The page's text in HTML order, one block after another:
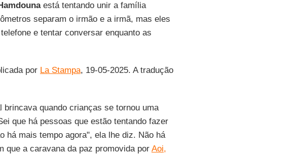
está tentando unir a família
separam o irmão e a irmã, mas eles
e tentar conversar enquanto as
por La Stampa, 19-05-2025. A tradução
quando crianças se tornou uma
que há pessoas que estão tentando fazer
há mais tempo agora", ela lhe diz. Não há
que a caravana da paz promovida por Aoi,